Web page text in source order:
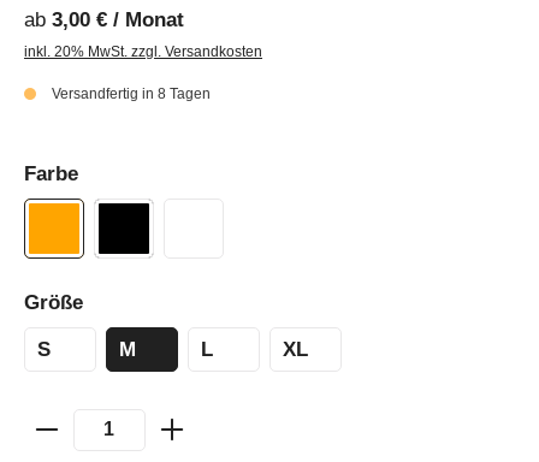
ab 3,00 € / Monat
inkl. 20% MwSt. zzgl. Versandkosten
Versandfertig in 8 Tagen
Farbe
Größe
S M L XL